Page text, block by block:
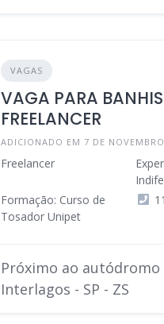
VAGAS
VAGA PARA
FREELANCER
ADICIONADO EM 7 DE
Freelancer
Formação: Curso de
Tosador Unipet
Próximo ao autódromo
Interlagos - SP - ZS